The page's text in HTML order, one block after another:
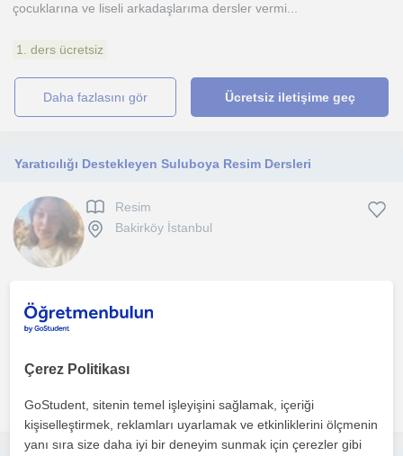
çocuklarına ve liseli arkadaşlarıma dersler vermi...
1. ders ücretsiz
daha fazlasını gör Ücretsiz iletişime geç
Yaratıcılığı Destekleyen Suluboya Resim Dersleri
Resim
Bakirköy İstanbul
zamanda lisede öğretmen olarak çalışıyorum. Çocuk gel...
daha fazlasını gör Ücretsiz iletişime geç
Çerez Politikası
GoStudent, sitenin temel işleyişini sağlamak, içeriği
kişiselleştirmek, reklamları uyarlamak ve etkinliklerini ölçmenin
yanı sıra size daha iyi bir deneyim sunmak için çerezler gibi